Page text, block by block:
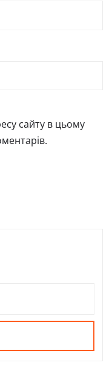
сайту в цьому